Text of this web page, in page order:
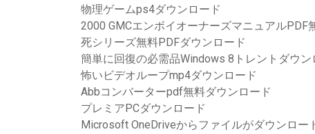
物理ゲームps4ダウンロード
2000 GMCエンボイオーナーズマニュアルPDF
死シリーズ無料PDFダウンロード
簡単に回復の必需品Windows 8トレントダウン
怖いビデオループmp4ダウンロード
Abbコンバーターpdf無料ダウンロード
プレミアPCダウンロード
Microsoft OneDriveからファイルがダウンロー